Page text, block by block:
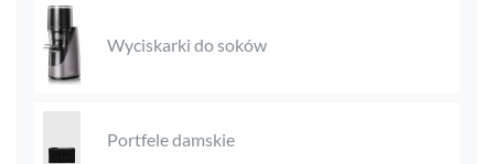
Wyciskarki do soków
Portfele damskie